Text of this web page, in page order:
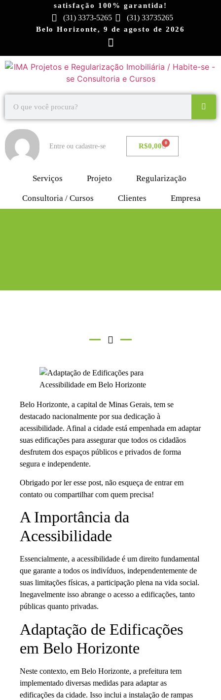
satisfação 100% garantida!
(31) 3373-5265 (31) 33735265
Belo Horizonte, 9 de agosto de 2026
Entre ou cadastre-se R$0,00 0
Serviços Projeto Regularização
Consultoria / Cursos Clientes Empresa
Belo Horizonte, a capital de Minas Gerais, tem se
destacado nacionalmente por sua dedicação à
acessibilidade. Afinal a cidade está empenhada em adaptar
suas edificações para assegurar que todos os cidadãos
desfrutem dos espaços públicos e privados de forma
segura e independente.
Obrigado por ler esse post, não esqueça de entrar em
contato ou compartilhar com quem precisa!
A Importância da
Acessibilidade
Essencialmente, a acessibilidade é um direito fundamental
que garante a todos os indivíduos, independentemente de
suas limitações físicas, a participação plena na vida social.
Inegavelmente isso abrange o acesso a edificações, tanto
públicas quanto privadas.
Adaptação de Edificações
em Belo Horizonte
Neste contexto, em Belo Horizonte, a prefeitura tem
implementado diversas medidas para adaptar as
edificações da cidade. Isso inclui a instalação de rampas